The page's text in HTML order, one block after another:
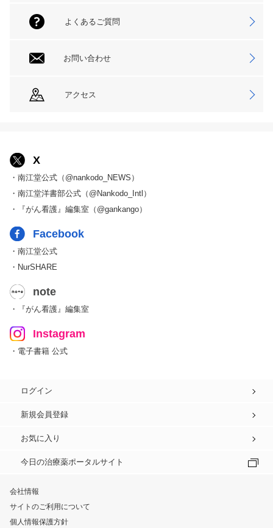
よくあるご質問
お問い合わせ
アクセス
X
・南江堂公式（@nankodo_NEWS）
・南江堂洋書部公式（@Nankodo_Intl）
・『がん看護』編集室（@gankango）
Facebook
・南江堂公式
・NurSHARE
note
・『がん看護』編集室
Instagram
・電子書籍 公式
ログイン
新規会員登録
お気に入り
今日の治療薬ポータルサイト
会社情報
サイトのご利用について
個人情報保護方針